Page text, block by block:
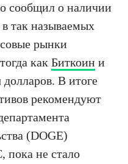
сообщил о наличии
так называемых
рынки
как Биткоин и
долларов. В итоге
рекомендуют
(DOGE)
пока не стало